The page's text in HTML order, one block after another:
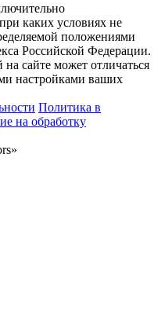
каких условиях не
положениями
Российской Федерации.
сайте может отличаться
настройками ваших
Политика в
на обработку